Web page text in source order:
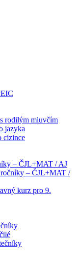
rodilým mluvčím
jazyka
cizince
– ČJL+MAT / AJ
– ČJL+MAT /
kurz pro 9.